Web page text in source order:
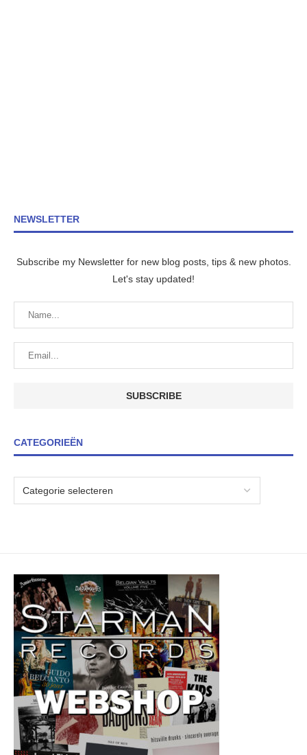
NEWSLETTER
Subscribe my Newsletter for new blog posts, tips & new photos.
Let's stay updated!
CATEGORIEËN